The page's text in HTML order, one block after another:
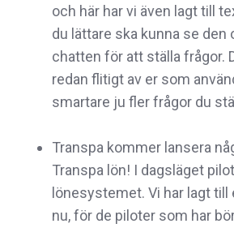
och här har vi även lagt till
du lättare ska kunna se den
chatten för att ställa frågor.
redan flitigt av er som
smartare ju fler frågor du
Transpa kommer lansera
Transpa lön! I dagsläget
lönesystemet. Vi har lagt
nu, för de piloter som har